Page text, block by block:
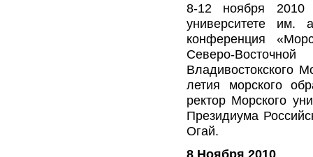
8-12 ноября 2010
университете им.
конференция
Северо-
Владивостокского
летия морского
ректор Морского
Президиума
Огай.
8 Ноября 2010